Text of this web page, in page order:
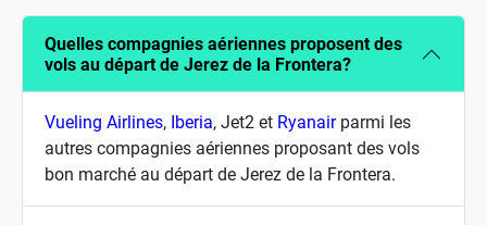
Quelles compagnies aériennes proposent des
vols au départ de Jerez de la Frontera?
Vueling Airlines, Iberia, Jet2 et Ryanairparmi les
autres compagnies aériennes proposant des vols
bon marché au départ de Jerez de la Frontera.